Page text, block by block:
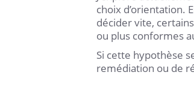
choix d’orientation.
décider vite,
ou plus conformes
Si cette hypothèse
remédiation ou de